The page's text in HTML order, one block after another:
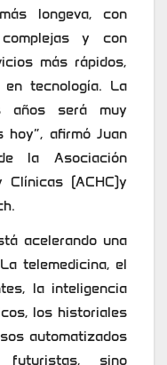
longeva, con
y con
más rápidos,
en tecnología. La
años será muy
afirmó Juan
la Asociación
Clínicas (ACHC)y
acelerando una
telemedicina, el
la inteligencia
los historiales
automatizados
sino